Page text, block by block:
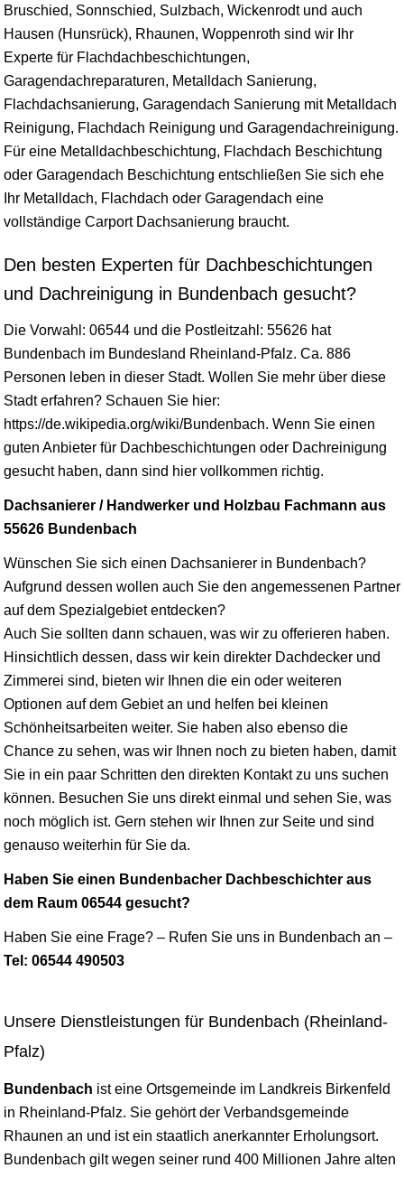
Bruschied, Sonnschied, Sulzbach, Wickenrodt und auch
Hausen (Hunsrück), Rhaunen, Woppenroth sind wir Ihr
Experte für Flachdachbeschichtungen,
Garagendachreparaturen, Metalldach Sanierung,
Flachdachsanierung, Garagendach Sanierung mit Metalldach
Reinigung, Flachdach Reinigung und Garagendachreinigung.
Für eine Metalldachbeschichtung, Flachdach Beschichtung
oder Garagendach Beschichtung entschließen Sie sich ehe
Ihr Metalldach, Flachdach oder Garagendach eine
vollständige Carport Dachsanierung braucht.
Den besten Experten für Dachbeschichtungen
und Dachreinigung in Bundenbach gesucht?
Die Vorwahl: 06544 und die Postleitzahl: 55626 hat
Bundenbach im Bundesland Rheinland-Pfalz. Ca. 886
Personen leben in dieser Stadt. Wollen Sie mehr über diese
Stadt erfahren? Schauen Sie hier:
https://de.wikipedia.org/wiki/Bundenbach. Wenn Sie einen
guten Anbieter für Dachbeschichtungen oder Dachreinigung
gesucht haben, dann sind hier vollkommen richtig.
Dachsanierer / Handwerker und Holzbau Fachmann aus
55626 Bundenbach
Wünschen Sie sich einen Dachsanierer in Bundenbach?
Aufgrund dessen wollen auch Sie den angemessenen Partner
auf dem Spezialgebiet entdecken?
Auch Sie sollten dann schauen, was wir zu offerieren haben.
Hinsichtlich dessen, dass wir kein direkter Dachdecker und
Zimmerei sind, bieten wir Ihnen die ein oder weiteren
Optionen auf dem Gebiet an und helfen bei kleinen
Schönheitsarbeiten weiter. Sie haben also ebenso die
Chance zu sehen, was wir Ihnen noch zu bieten haben, damit
Sie in ein paar Schritten den direkten Kontakt zu uns suchen
können. Besuchen Sie uns direkt einmal und sehen Sie, was
noch möglich ist. Gern stehen wir Ihnen zur Seite und sind
genauso weiterhin für Sie da.
Haben Sie einen Bundenbacher Dachbeschichter aus
dem Raum 06544 gesucht?
Haben Sie eine Frage? – Rufen Sie uns in Bundenbach an –
Tel: 06544 490503
Unsere Dienstleistungen für Bundenbach (Rheinland-
Pfalz)
Bundenbach ist eine Ortsgemeinde im Landkreis Birkenfeld
in Rheinland-Pfalz. Sie gehört der Verbandsgemeinde
Rhaunen an und ist ein staatlich anerkannter Erholungsort.
Bundenbach gilt wegen seiner rund 400 Millionen Jahre alten